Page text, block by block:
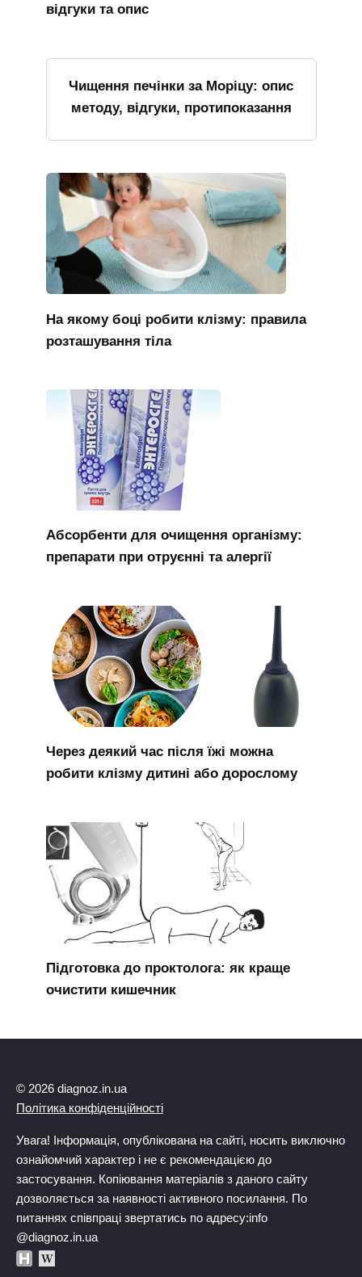
відгуки та опис
Чищення печінки за Моріцу: опис
методу, відгуки, протипоказання
На якому боці робити клізму: правила
розташування тіла
Абсорбенти для очищення організму:
препарати при отруєнні та алергії
Через деякий час після їжі можна
робити клізму дитині або дорослому
Підготовка до проктолога: як краще
очистити кишечник
© 2026 diagnoz.in.ua
Політика конфіденційності
Увага! Інформація, опублікована на сайті, носить виключно
ознайомчий характер і не є рекомендацією до
застосування. Копіювання матеріалів з даного сайту
дозволяється за наявності активного посилання. По
питаннях співпраці звертатись по адресу:info
@diagnoz.in.ua